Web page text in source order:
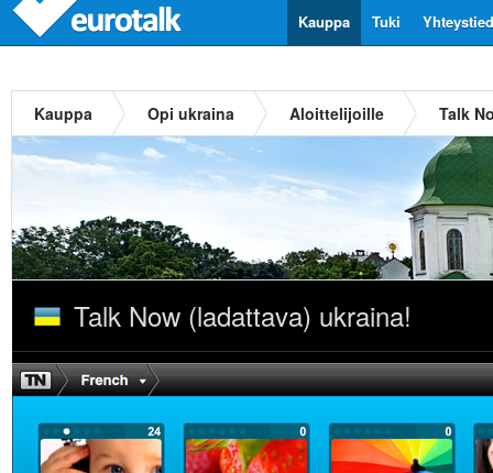
Tuki
Kauppa
Kauppa Opi ukraina Aloittelijoille Talk
Talk Now (ladattava) ukraina!